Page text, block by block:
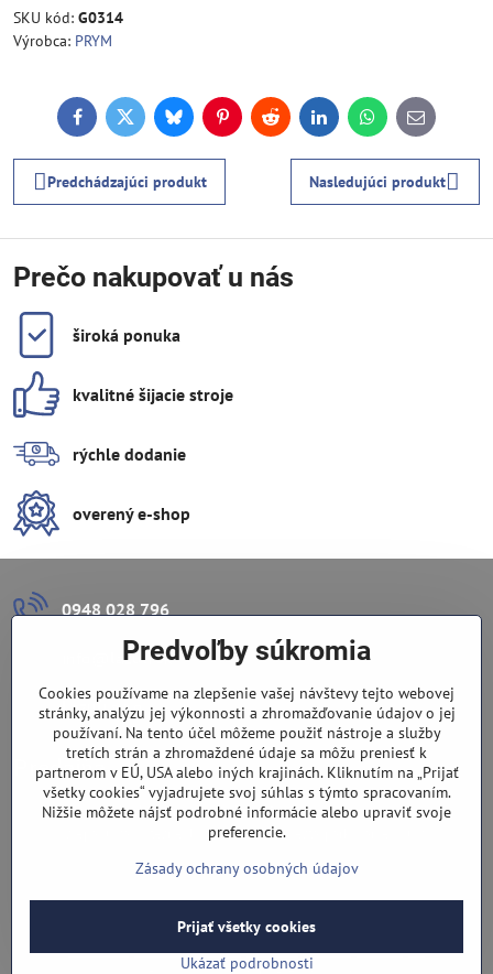
SKU kód: G0314
Výrobca: PRYM
FacebookTwitterBlueskyPinterestReddit LinkedInWhatsApp
E-
mail
Predchádzajúci produkt Nasledujúci produkt
Prečo nakupovať u nás
široká ponuka
kvalitné šijacie stroje
rýchle dodanie
overený e-shop
0948 028 796
info​@lazuli​.sk
Lazuli s​.r​.o​.
Predajňa
Nové Zámky, Pri gymnáziu 6
(slepá ulica), v tesnej blízkosti centra mesta, parkovanie v ulici
©2026Copyright
Predvoľby súkromiaZásady ochrany osobných údajov
Predvoľby súkromia
Cookies používame na zlepšenie vašej návštevy tejto webovej
stránky, analýzu jej výkonnosti a zhromažďovanie údajov o jej
používaní. Na tento účel môžeme použiť nástroje a služby
tretích strán a zhromaždené údaje sa môžu preniesť k
partnerom v EÚ, USA alebo iných krajinách. Kliknutím na „Prijať
všetky cookies“ vyjadrujete svoj súhlas s týmto spracovaním.
Nižšie môžete nájsť podrobné informácie alebo upraviť svoje
preferencie.
Zásady ochrany osobných údajov
Ukázať podrobnosti
Prijať všetky cookies